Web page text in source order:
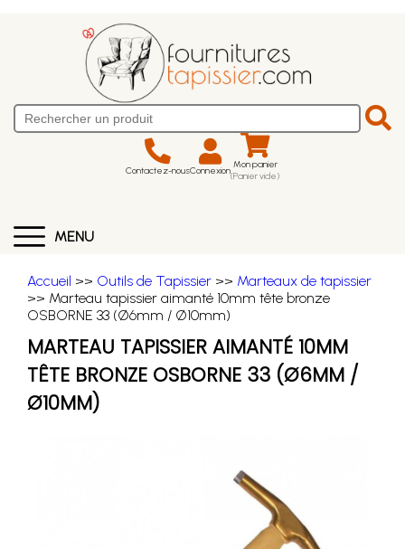
Contactez-nousConnexion Mon panier
(Panier vide)
MENU
Accueil >> Outils de Tapissier >> Marteaux de tapissier
>> Marteau tapissier aimanté 10mm tête bronze
OSBORNE 33 (Ø6mm / Ø10mm)
MARTEAU TAPISSIER AIMANTÉ 10MM
TÊTE BRONZE OSBORNE 33 (Ø6MM /
Ø10MM)